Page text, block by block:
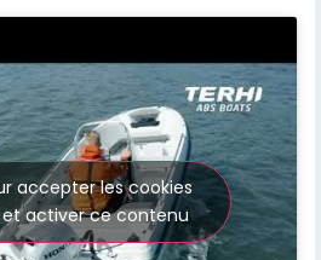
accepter les cookies
activer ce contenu